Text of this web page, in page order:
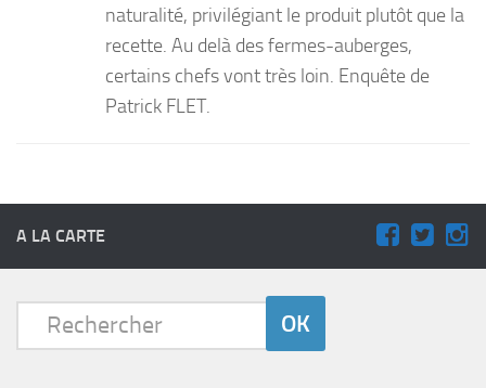
Desserts
naturalité, privilégiant le produit plutôt que la
recette. Au delà des fermes-auberges,
certains chefs vont très loin. Enquête de
Patrick FLET.
A LA CARTE